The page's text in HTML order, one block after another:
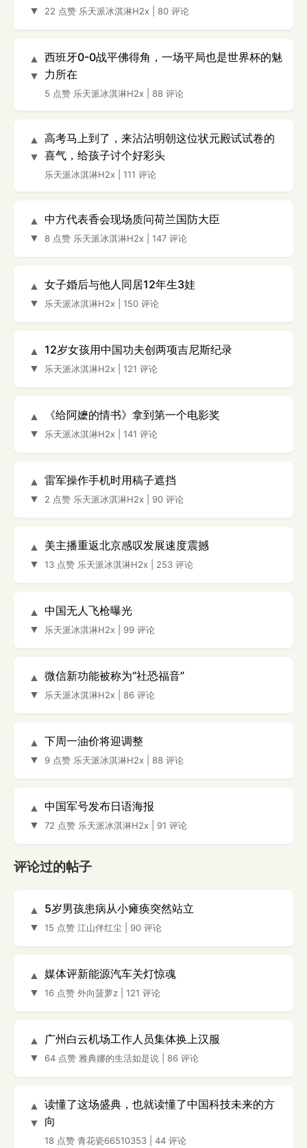
▼
22 点赞 乐天派冰淇淋H2x 80 评论
▲
▼
西班牙0-0战平佛得角，一场平局也是世界杯的魅
力所在
5 点赞 乐天派冰淇淋H2x 88 评论
▲
▼
高考马上到了，来沾沾明朝这位状元殿试试卷的
喜气，给孩子讨个好彩头
乐天派冰淇淋H2x 111 评论
▲
▼
中方代表香会现场质问荷兰国防大臣
8 点赞 乐天派冰淇淋H2x 147 评论
▲
▼
女子婚后与他人同居12年生3娃
乐天派冰淇淋H2x 150 评论
▲
▼
12岁女孩用中国功夫创两项吉尼斯纪录
乐天派冰淇淋H2x 121 评论
▲
▼
《给阿嬷的情书》拿到第一个电影奖
乐天派冰淇淋H2x 141 评论
▲
▼
雷军操作手机时用稿子遮挡
2 点赞 乐天派冰淇淋H2x 90 评论
▲
▼
美主播重返北京感叹发展速度震撼
13 点赞 乐天派冰淇淋H2x 253 评论
▲
▼
中国无人飞枪曝光
乐天派冰淇淋H2x 99 评论
▲
▼
微信新功能被称为“社恐福音”
乐天派冰淇淋H2x 86 评论
▲
▼
下周一油价将迎调整
9 点赞 乐天派冰淇淋H2x 88 评论
▲
▼
中国军号发布日语海报
72 点赞 乐天派冰淇淋H2x 91 评论
评论过的帖子
▲
▼
5岁男孩患病从小瘫痪突然站立
15 点赞 江山伴红尘 90 评论
▲
▼
媒体评新能源汽车关灯惊魂
16 点赞 外向菠萝z 121 评论
▲
▼
广州白云机场工作人员集体换上汉服
64 点赞 雅典娜的生活如是说 86 评论
▲
▼
读懂了这场盛典，也就读懂了中国科技未来的方
向
18 点赞 青花瓷66510353 44 评论